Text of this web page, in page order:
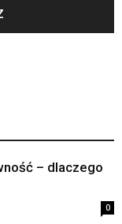
– dlaczego
0